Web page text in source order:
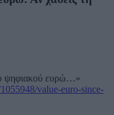
ψηφιακού ευρώ…»
value-euro-since-